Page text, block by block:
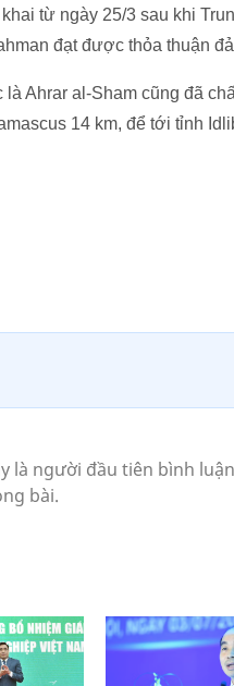
từ ngày 25/3 sau khi
đạt được thỏa thuận
Ahrar al-Sham cũng đã
14 km, để tới tỉnh